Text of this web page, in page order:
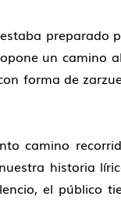
preparado
un camino
forma de
camino
historia
el público